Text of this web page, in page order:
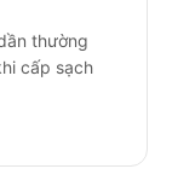
thường
cấp sạch